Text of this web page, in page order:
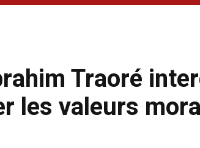
Traoré
les valeurs